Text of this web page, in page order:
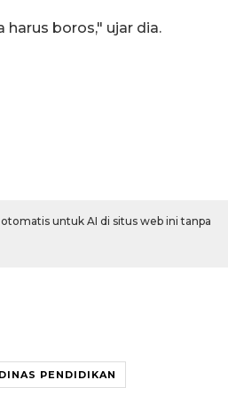
boros," ujar dia.
untuk AI di situs web ini tanpa
DINAS PENDIDIKAN